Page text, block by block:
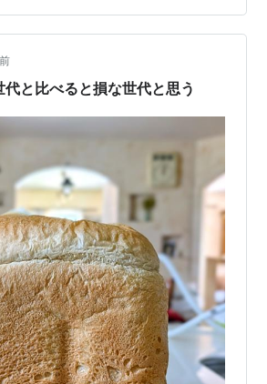
うのもおこがましい程度。 2ヶ月ま
うべ』と言った。除草剤の金額を聞
円くらいするんだって。私は思わ
なら私が雑草を抜くよ。」 と言っ
と比べると損な世代と思う